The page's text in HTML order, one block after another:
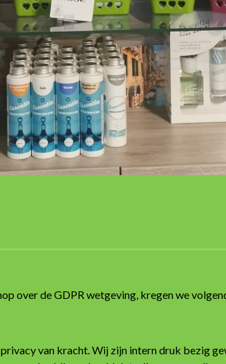
over de GDPR wetgeving, kregen we
van kracht. Wij zijn intern druk bezig